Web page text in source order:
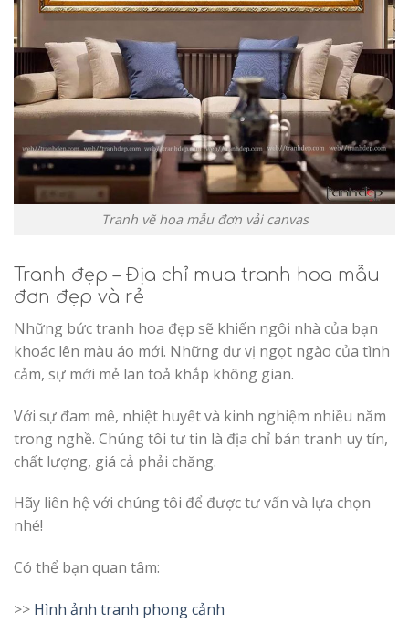
Tranh vẽ hoa mẫu đơn vải canvas
Tranh đẹp – Địa chỉ mua tranh hoa mẫu
đơn đẹp và rẻ
Những bức tranh hoa đẹp sẽ khiến ngôi nhà của bạn
khoác lên màu áo mới. Những dư vị ngọt ngào của tình
cảm, sự mới mẻ lan toả khắp không gian.
Với sự đam mê, nhiệt huyết và kinh nghiệm nhiều năm
trong nghề. Chúng tôi tư tin là địa chỉ bán tranh uy tín,
chất lượng, giá cả phải chăng.
Hãy liên hệ với chúng tôi để được tư vấn và lựa chọn
nhé!
Có thể bạn quan tâm:
>> Hình ảnh tranh phong cảnh